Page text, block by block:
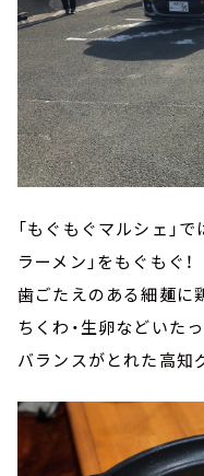
「もぐもぐマルシェ」
ラーメン」をもぐもぐ！
歯ごたえのある細麺に
ちくわ・生卵などいた
バランスがとれた高知